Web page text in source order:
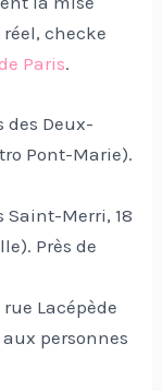
checke
Paris.
des Deux-
Pont-Marie).
Saint-Merri, 18
Près de
Lacépède
personnes